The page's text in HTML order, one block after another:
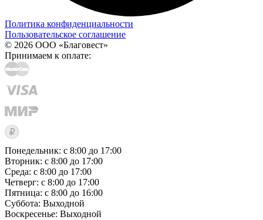
Политика конфиденциальности
Пользовательское соглашение
© 2026 ООО «Благовест»
Принимаем к оплате:
Понедельник: с 8:00 до 17:00
Вторник: с 8:00 до 17:00
Среда: с 8:00 до 17:00
Четверг: с 8:00 до 17:00
Пятница: с 8:00 до 16:00
Суббота: Выходной
Воскресенье: Выходной